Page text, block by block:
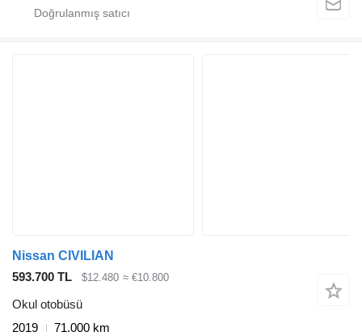
Nissan CIVILIAN
593.700 TL
$12.480 ≈ €10.800
Okul otobüsü
2019
71.000 km